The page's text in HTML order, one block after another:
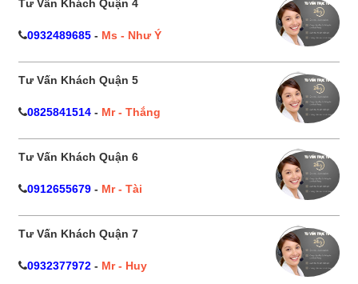
Tư Vấn Khách Quận 4
0932489685 - Ms - Như Ý
Tư Vấn Khách Quận 5
0825841514 - Mr - Thắng
Tư Vấn Khách Quận 6
0912655679 - Mr - Tài
Tư Vấn Khách Quận 7
0932377972 - Mr - Huy